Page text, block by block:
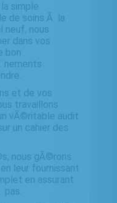
simple
de soins Ã la
neuf, nous
dans vos
bon
et de vos
travaillons
vÃ©ritable audit
un cahier des
nous gÃ©rons
leur fournissant
en assurant
pas.